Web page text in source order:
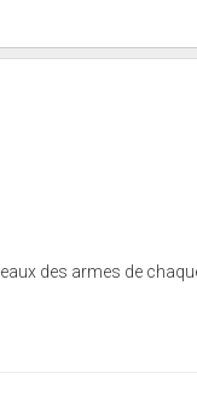
des armes de